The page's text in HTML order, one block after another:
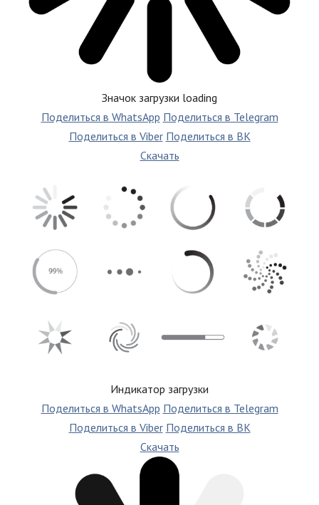
Значок загрузки loading
Поделиться в WhatsApp Поделиться в Telegram
Поделиться в Viber Поделиться в ВК
Скачать
Индикатор загрузки
Поделиться в WhatsApp Поделиться в Telegram
Поделиться в Viber Поделиться в ВК
Скачать